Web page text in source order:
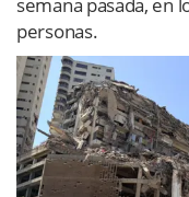
semana pasada, en
personas.